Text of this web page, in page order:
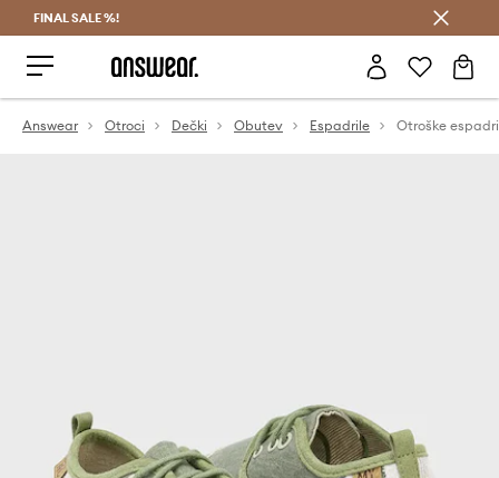
FINAL SALE %!
Answear Otroci Dečki Obutev Espadrile Otroške